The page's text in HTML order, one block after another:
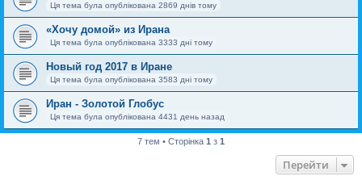
Ця тема була опублікована 2869 днів тому
«Хочу домой» из Ирана
Ця тема була опублікована 3333 дні тому
Новый год 2017 в Иране
Ця тема була опублікована 3583 дні тому
Иран - Золотой Глобус
Ця тема була опублікована 4431 день назад
7 тем • Сторінка 1 з 1
Перейти